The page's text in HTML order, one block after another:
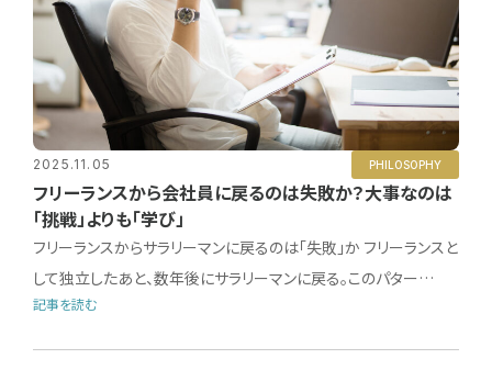
2025.11.05 PHILOSOPHY
フリーランスから会社員に戻るのは失敗か？大事なのは
「挑戦」よりも「学び」
フリーランスからサラリーマンに戻るのは「失敗」か フリーランスと
して独立したあと、数年後にサラリーマンに戻る。このパター…
記事を読む